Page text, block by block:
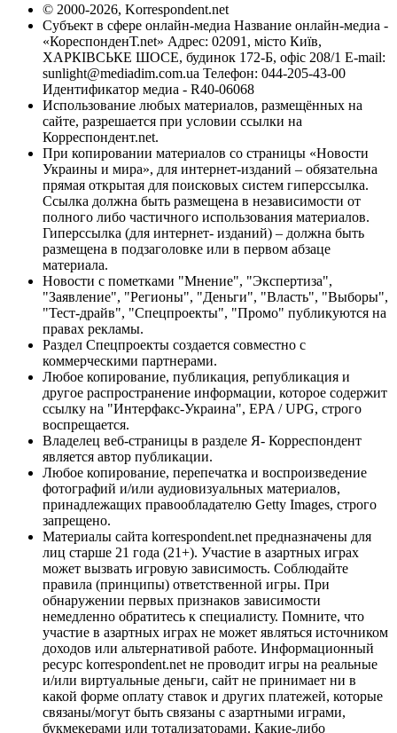
© 2000-2026, Korrespondent.net
Субъект в сфере онлайн-медиа Название онлайн-медиа -
«КореспонденТ.net» Адрес: 02091, місто Київ,
ХАРКІВСЬКЕ ШОСЕ, будинок 172-Б, офіс 208/1 E-mail:
sunlight@mediadim.com.ua Телефон: 044-205-43-00
Идентификатор медиа - R40-06068
Использование любых материалов, размещённых на
сайте, разрешается при условии ссылки на
Корреспондент.net.
При копировании материалов со страницы «Новости
Украины и мира», для интернет-изданий – обязательна
прямая открытая для поисковых систем гиперссылка.
Ссылка должна быть размещена в независимости от
полного либо частичного использования материалов.
Гиперссылка (для интернет- изданий) – должна быть
размещена в подзаголовке или в первом абзаце
материала.
Новости с пометками "Мнение", "Экспертиза",
"Заявление", "Регионы", "Деньги", "Власть", "Выборы",
"Тест-драйв", "Спецпроекты", "Промо" публикуются на
правах рекламы.
Раздел Спецпроекты создается совместно с
коммерческими партнерами.
Любое копирование, публикация, републикация и
другое распространение информации, которое содержит
ссылку на "Интерфакс-Украина", EPA / UPG, строго
воспрещается.
Владелец веб-страницы в разделе Я- Корреспондент
является автор публикации.
Любое копирование, перепечатка и воспроизведение
фотографий и/или аудиовизуальных материалов,
принадлежащих правообладателю Getty Images, строго
запрещено.
Материалы сайта korrespondent.net предназначены для
лиц старше 21 года (21+). Участие в азартных играх
может вызвать игровую зависимость. Соблюдайте
правила (принципы) ответственной игры. При
обнаружении первых признаков зависимости
немедленно обратитесь к специалисту. Помните, что
участие в азартных играх не может являться источником
доходов или альтернативой работе. Информационный
ресурс korrespondent.net не проводит игры на реальные
и/или виртуальные деньги, сайт не принимает ни в
какой форме оплату ставок и других платежей, которые
связаны/могут быть связаны с азартными играми,
букмекерами или тотализаторами. Какие-либо